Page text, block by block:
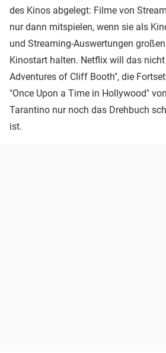
des Kinos abgelegt: Filme von
nur dann mitspielen, wenn sie als
und Streaming-Auswertungen
Kinostart halten. Netflix will das
Adventures of Cliff Booth", die
"Once Upon a Time in Hollywood"
Tarantino nur noch das Drehbuch
ist.